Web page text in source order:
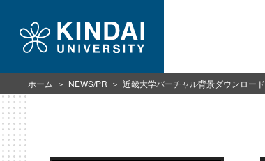
ホーム NEWS/PR 近畿大学バーチャル背景ダウンロード